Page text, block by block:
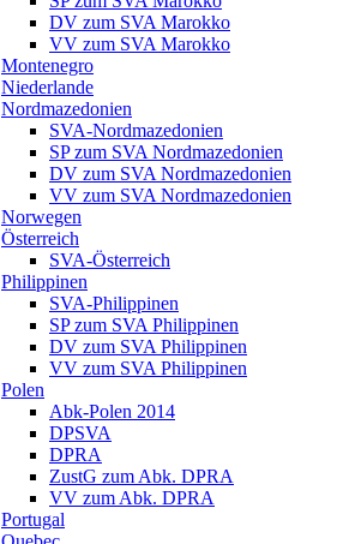
DV zum SVA Marokko
VV zum SVA Marokko
Montenegro
Niederlande
Nordmazedonien
SVA-Nordmazedonien
SP zum SVA Nordmazedonien
DV zum SVA Nordmazedonien
VV zum SVA Nordmazedonien
Norwegen
Österreich
SVA-Österreich
Philippinen
SVA-Philippinen
SP zum SVA Philippinen
DV zum SVA Philippinen
VV zum SVA Philippinen
Polen
Abk-Polen 2014
DPSVA
DPRA
ZustG zum Abk. DPRA
VV zum Abk. DPRA
Portugal